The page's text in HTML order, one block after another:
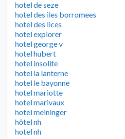
hotel de seze
hotel des iles borromees
hotel des lices
hotel explorer
hotel george v
hotel hubert
hotel insolite
hotel la lanterne
hotel le bayonne
hotel mariotte
hotel marivaux
hotel meininger
hôtel nh
hotel nh